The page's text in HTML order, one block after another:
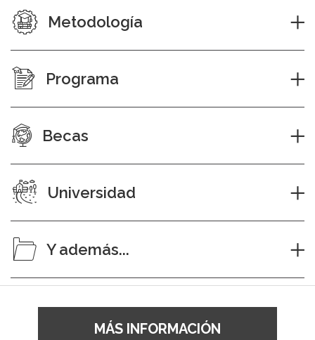
Metodología
Programa
Becas
Universidad
Y además...
MÁS INFORMACIÓN